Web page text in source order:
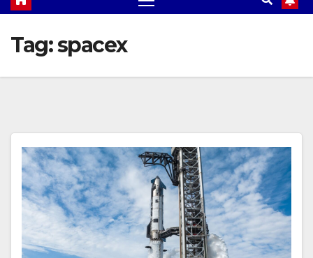
Tag:spacex